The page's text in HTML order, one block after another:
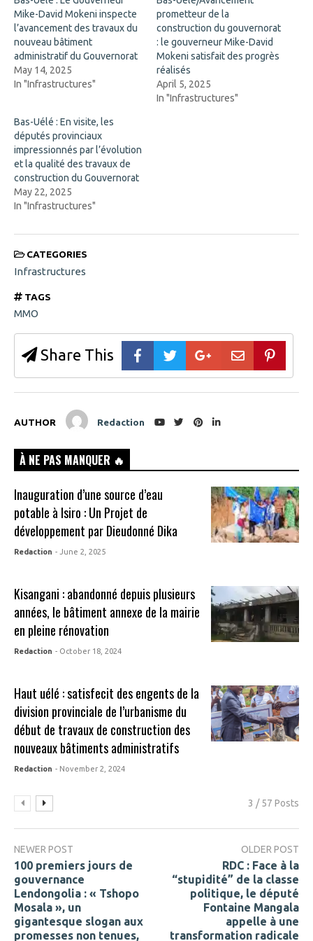
(
O
p
e
n
s
i
n
e
n
d
o
w
)
n
n
e
w
w
i
n
w
Mike-David Mokeni inspecte
l’avancement des travaux du
nouveau bâtiment
administratif du Gouvernorat
May 14, 2025
In "Infrastructures"
prometteur de la
construction du gouvernorat
: le gouverneur Mike-David
Mokeni satisfait des progrès
réalisés
April 5, 2025
In "Infrastructures"
Bas-Uélé : En visite, les
députés provinciaux
impressionnés par l’évolution
et la qualité des travaux de
construction du Gouvernorat
May 22, 2025
In "Infrastructures"
CATEGORIES
Infrastructures
TAGS
MMO
Share This
AUTHOR Redaction
À NE PAS MANQUER 🔥
Inauguration d’une source d’eau
potable à Isiro : Un Projet de
développement par Dieudonné Dika
Redaction - June 2, 2025
Kisangani : abandonné depuis plusieurs
années, le bâtiment annexe de la mairie
en pleine rénovation
Redaction - October 18, 2024
Haut uélé : satisfecit des engents de la
division provinciale de l’urbanisme du
début de travaux de construction des
nouveaux bâtiments administratifs
Redaction - November 2, 2024
3 / 57 Posts
NEWER POST
100 premiers jours de
gouvernance
Lendongolia : « Tshopo
Mosala », un
gigantesque slogan aux
promesses non tenues,
OLDER POST
RDC : Face à la
“stupidité” de la classe
politique, le député
Fontaine Mangala
appelle à une
transformation radicale